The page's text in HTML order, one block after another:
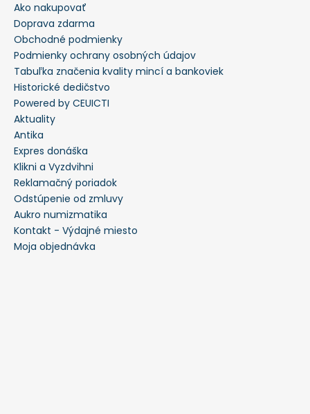
Ako nakupovať
Doprava zdarma
Obchodné podmienky
Podmienky ochrany osobných údajov
Tabuľka značenia kvality mincí a bankoviek
Historické dedičstvo
Powered by CEUICTI
Aktuality
Antika
Expres donáška
Klikni a Vyzdvihni
Reklamačný poriadok
Odstúpenie od zmluvy
Aukro numizmatika
Kontakt - Výdajné miesto
Moja objednávka